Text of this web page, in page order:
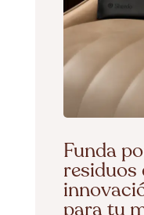
Funda
residuos
para tu